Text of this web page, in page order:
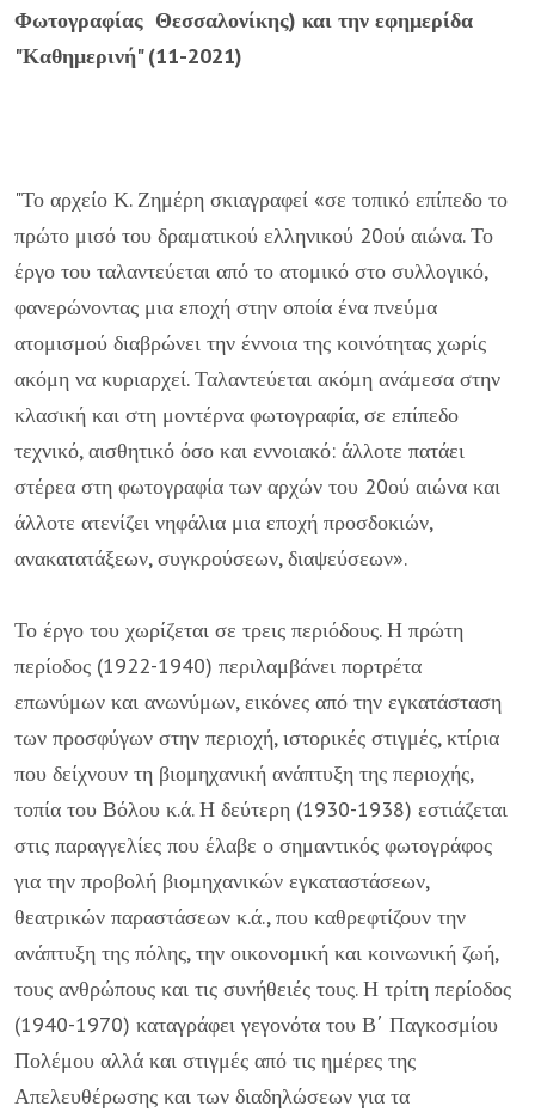
Φωτογραφίας Θεσσαλονίκης) και την εφημερίδα
"Καθημερινή" (11-2021)
"Το αρχείο Κ. Ζημέρη σκιαγραφεί «σε τοπικό επίπεδο το
πρώτο μισό του δραματικού ελληνικού 20ού αιώνα. Το
έργο του ταλαντεύεται από το ατομικό στο συλλογικό,
φανερώνοντας μια εποχή στην οποία ένα πνεύμα
ατομισμού διαβρώνει την έννοια της κοινότητας χωρίς
ακόμη να κυριαρχεί. Ταλαντεύεται ακόμη ανάμεσα στην
κλασική και στη μοντέρνα φωτογραφία, σε επίπεδο
τεχνικό, αισθητικό όσο και εννοιακό: άλλοτε πατάει
στέρεα στη φωτογραφία των αρχών του 20ού αιώνα και
άλλοτε ατενίζει νηφάλια μια εποχή προσδοκιών,
ανακατατάξεων, συγκρούσεων, διαψεύσεων».
Το έργο του χωρίζεται σε τρεις περιόδους. Η πρώτη
περίοδος (1922-1940) περιλαμβάνει πορτρέτα
επωνύμων και ανωνύμων, εικόνες από την εγκατάσταση
των προσφύγων στην περιοχή, ιστορικές στιγμές, κτίρια
που δείχνουν τη βιομηχανική ανάπτυξη της περιοχής,
τοπία του Βόλου κ.ά. Η δεύτερη (1930-1938) εστιάζεται
στις παραγγελίες που έλαβε ο σημαντικός φωτογράφος
για την προβολή βιομηχανικών εγκαταστάσεων,
θεατρικών παραστάσεων κ.ά., που καθρεφτίζουν την
ανάπτυξη της πόλης, την οικονομική και κοινωνική ζωή,
τους ανθρώπους και τις συνήθειές τους. Η τρίτη περίοδος
(1940-1970) καταγράφει γεγονότα του Β΄ Παγκοσμίου
Πολέμου αλλά και στιγμές από τις ημέρες της
Απελευθέρωσης και των διαδηλώσεων για τα